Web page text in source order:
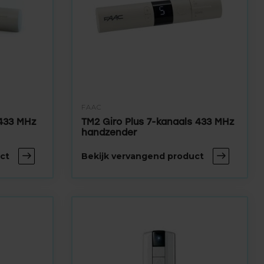
MHz
FAAC
TM2 Giro Plus 7-kanaals 433 MHz
handzender
Bekijk vervangend product